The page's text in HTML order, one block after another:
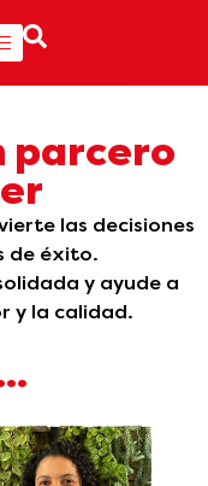
parcero
las decisiones
de éxito.
y ayude a
y la calidad.